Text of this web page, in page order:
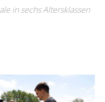
in sechs Altersklassen